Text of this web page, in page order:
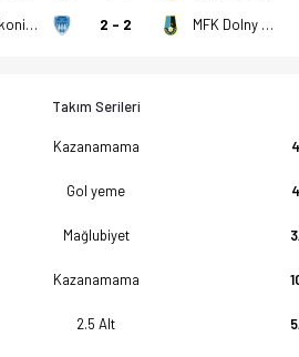
FK Podkonice 2 - 2 MFK Dolny Kubin
Takım Serileri
Kazanamama 4
Gol yeme 4
Mağlubiyet
Kazanamama
2.5 Alt